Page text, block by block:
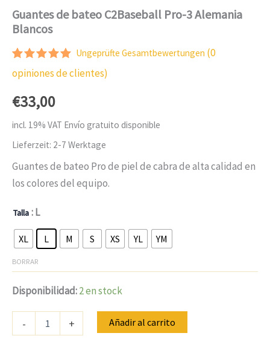
Guantes de bateo C2Baseball Pro-3 Alemania
Blancos
Valorado
con5.00
según
las
valoraciones
de
clientes
Ungeprüfte Gesamtbewertungen (0
opiniones de clientes)
€33,00
incl. 19% VAT Envío gratuito disponible
Lieferzeit: 2-7 Werktage
Guantes de bateo Pro de piel de cabra de alta calidad en
los colores del equipo.
Talla : L
XL L M S XS YL YM
BORRAR
Disponibilidad:2 en stock
- + Añadir al carrito